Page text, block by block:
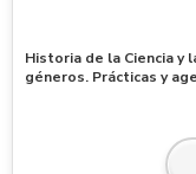
Historia de la Ciencia y
géneros. Prácticas y